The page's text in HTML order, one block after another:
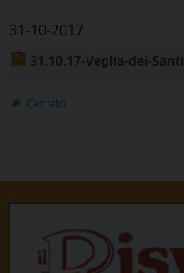
31-10-2017
31.10.17-Veglia-dei-Santi
Cerrato